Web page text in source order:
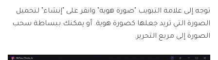
توجه إلى علامة التبويب "صورة هوية" وانقر على "إنشاء" لتحميل
الصورة التي تريد جعلها كصورة هوية. أو يمكنك ببساطة سحب
الصورة إلى مربع التحرير.